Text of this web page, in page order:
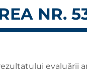
NR.
evaluării